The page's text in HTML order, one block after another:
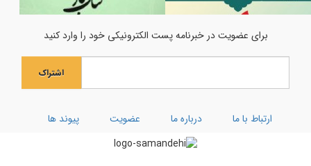
جشن میلاد حضرت مادر سلام‌الله‌علیها
جشن بزرگ ولادت بانوی آب و آیینه
برای عضویت در خبرنامه پست الکترونیکی خود را وارد کنید
اشتراک
ارتباط با ما درباره ما عضویت پیوند ها